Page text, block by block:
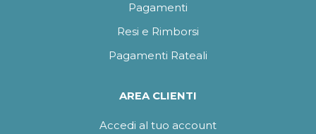
Pagamenti
Resi e Rimborsi
Pagamenti Rateali
AREA CLIENTI
Accedi al tuo account